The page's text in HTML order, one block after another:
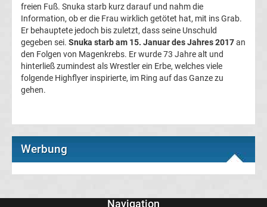
Bundesliga
Erg.
Frauen
Tabelle
freien Fuß. Snuka starb kurz darauf und nahm die
Information, ob er die Frau wirklich getötet hat, mit ins Grab.
Er behauptete jedoch bis zuletzt, dass seine Unschuld
gegeben sei. Snuka starb am 15. Januar des Jahres 2017an
den Folgen von Magenkrebs. Er wurde 73 Jahre alt und
hinterließ zumindest als Wrestler ein Erbe, welches viele
folgende Highflyer inspirierte, im Ring auf das Ganze zu
gehen.
Werbung
Navigation